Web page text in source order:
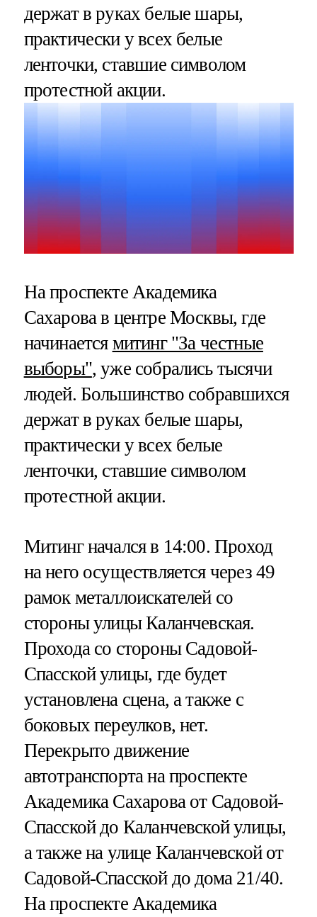
держат в руках белые шары,
практически у всех белые
ленточки, ставшие символом
протестной акции.
На проспекте Академика
Сахарова в центре Москвы, где
начинается митинг "За честные
выборы", уже собрались тысячи
людей. Большинство собравшихся
держат в руках белые шары,
практически у всех белые
ленточки, ставшие символом
протестной акции.
Митинг начался в 14:00. Проход
на него осуществляется через 49
рамок металлоискателей со
стороны улицы Каланчевская.
Прохода со стороны Садовой-
Спасской улицы, где будет
установлена сцена, а также с
боковых переулков, нет.
Перекрыто движение
автотранспорта на проспекте
Академика Сахарова от Садовой-
Спасской до Каланчевской улицы,
а также на улице Каланчевской от
Садовой-Спасской до дома 21/40.
На проспекте Академика